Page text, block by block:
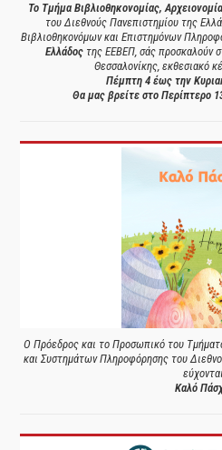
Το Τμήμα Βιβλιοθηκονομίας,
του Διεθνούς Πανεπιστημίου της
Βιβλιοθηκονόμων και Επιστημόνων
Ελλάδος της ΕΕΒΕΠ, σάς προσκαλούν
Θεσσαλονίκης, εκθεσιακό
Πέμπτη 4 έως την
Θα μας βρείτε στο Περίπτερο
Ο Πρόεδρος και το Προσωπικό του
και Συστημάτων Πληροφόρησης του
εύχονται
Καλό